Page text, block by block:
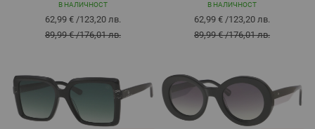
В НАЛИЧНОСТ
62,99 € /123,20 лв.
89,99 €/176,01 лв.
В НАЛИЧНОСТ
62,99 € /123,20 лв.
89,99 €/176,01 лв.